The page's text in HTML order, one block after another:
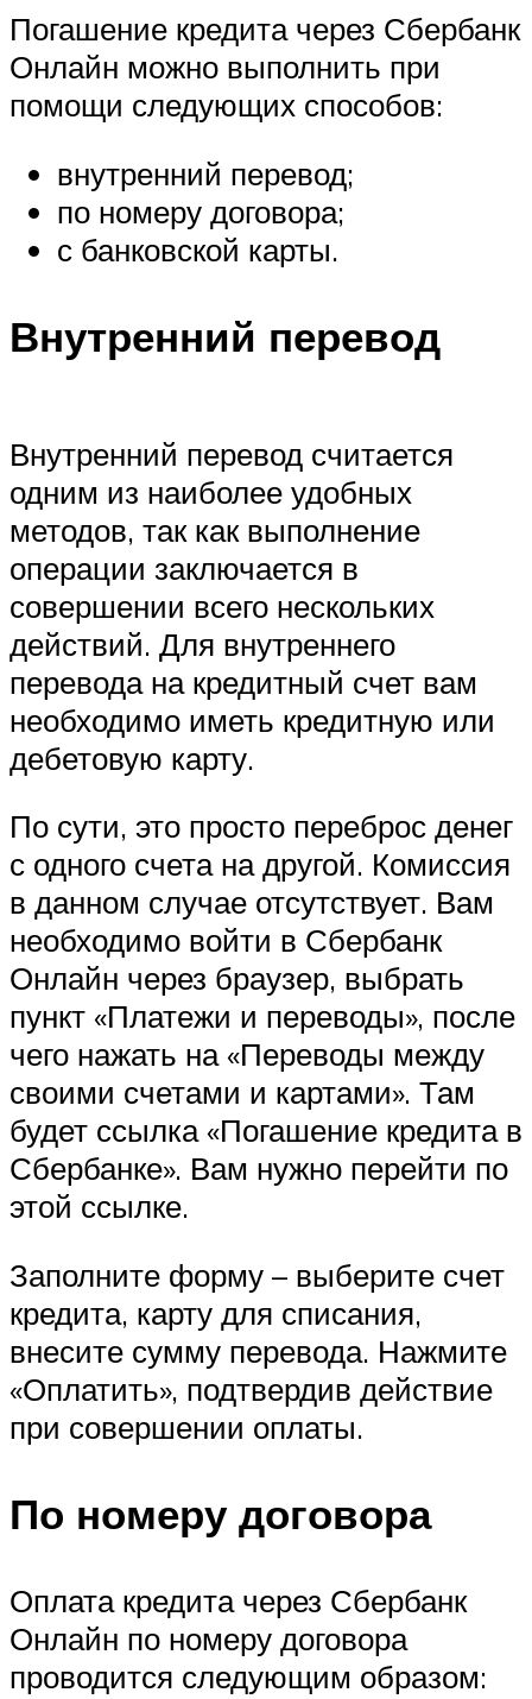
Погашение кредита через Сбербанк
Онлайн можно выполнить при
помощи следующих способов:
внутренний перевод;
по номеру договора;
с банковской карты.
Внутренний перевод
Внутренний перевод считается
одним из наиболее удобных
методов, так как выполнение
операции заключается в
совершении всего нескольких
действий. Для внутреннего
перевода на кредитный счет вам
необходимо иметь кредитную или
дебетовую карту.
По сути, это просто переброс денег
с одного счета на другой. Комиссия
в данном случае отсутствует. Вам
необходимо войти в Сбербанк
Онлайн через браузер, выбрать
пункт «Платежи и переводы», после
чего нажать на «Переводы между
своими счетами и картами». Там
будет ссылка «Погашение кредита в
Сбербанке». Вам нужно перейти по
этой ссылке.
Заполните форму – выберите счет
кредита, карту для списания,
внесите сумму перевода. Нажмите
«Оплатить», подтвердив действие
при совершении оплаты.
По номеру договора
Оплата кредита через Сбербанк
Онлайн по номеру договора
проводится следующим образом: